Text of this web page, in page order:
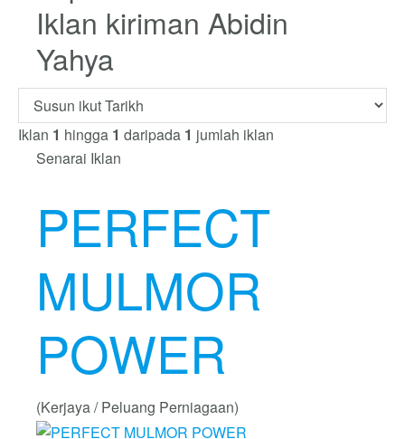
Iklan kiriman Abidin
Yahya
Iklan 1 hingga 1 daripada 1 jumlah iklan
Senarai Iklan
PERFECT
MULMOR
POWER
(Kerjaya / Peluang Perniagaan)